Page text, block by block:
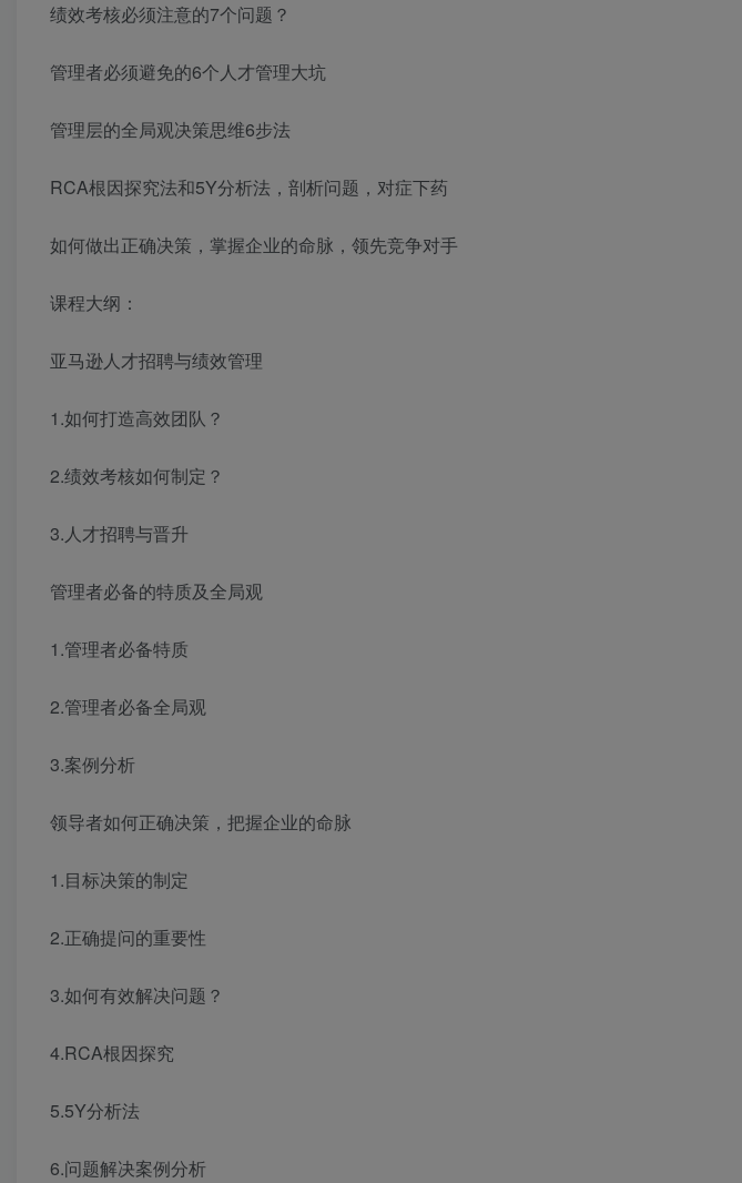
绩效考核必须注意的7个问题？
管理者必须避免的6个人才管理大坑
管理层的全局观决策思维6步法
RCA根因探究法和5Y分析法，剖析问题，对症下药
如何做出正确决策，掌握企业的命脉，领先竞争对手
课程大纲：
亚马逊人才招聘与绩效管理
1.如何打造高效团队？
2.绩效考核如何制定？
3.人才招聘与晋升
管理者必备的特质及全局观
1.管理者必备特质
2.管理者必备全局观
3.案例分析
领导者如何正确决策，把握企业的命脉
1.目标决策的制定
2.正确提问的重要性
3.如何有效解决问题？
4.RCA根因探究
5.5Y分析法
6.问题解决案例分析